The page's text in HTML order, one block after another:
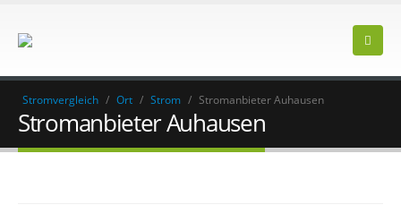
Stromvergleich / Ort / Strom / Stromanbieter Auhausen
Stromanbieter Auhausen